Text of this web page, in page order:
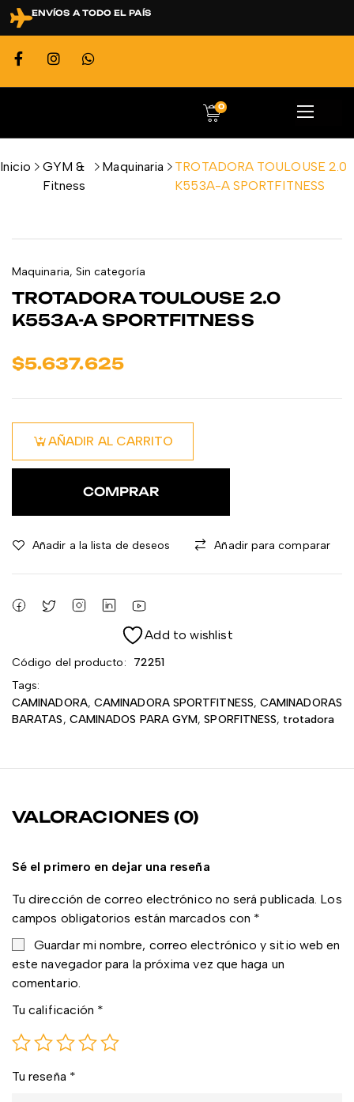
ENVÍOS A TODO EL PAÍS
0
Inicio
GYM &
Fitness
Maquinaria
TROTADORA TOULOUSE 2.0
K553A-A SPORTFITNESS
Maquinaria, Sin categoría
TROTADORA TOULOUSE 2.0
K553A-A SPORTFITNESS
$5.637.625
AÑADIR AL CARRITO
COMPRAR
Añadir a la lista de deseos Añadir para comparar
Add to wishlist
Código del producto:
72251
Tags:
CAMINADORA, CAMINADORA SPORTFITNESS, CAMINADORAS
BARATAS, CAMINADOS PARA GYM,SPORFITNESS, trotadora
VALORACIONES (0)
Sé el primero en dejar una reseña
Tu dirección de correo electrónico no será publicada. Los
campos obligatorios están marcados con *
Guardar mi nombre, correo electrónico y sitio web en
este navegador para la próxima vez que haga un
comentario.
Tu calificación *
Tu reseña *